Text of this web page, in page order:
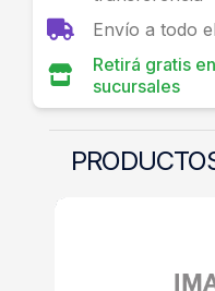
Envío a todo
Retirá gratis
sucursales